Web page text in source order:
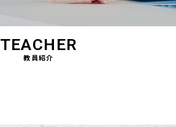
TEACHER
教員紹介